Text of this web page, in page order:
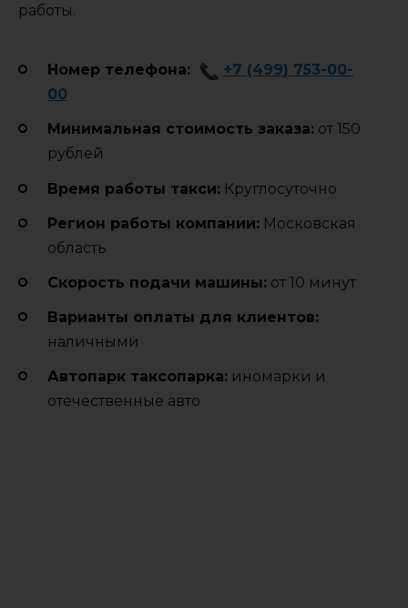
работы.
Номер телефона:
+7 (499) 753-00-
00
Минимальная стоимость заказа: от 150
рублей
Время работы такси: Круглосуточно
Регион работы компании: Московская
область
Cкорость подачи машины: от 10 минут
Варианты оплаты для клиентов:
наличными
Автопарк таксопарка: иномарки и
отечественные авто